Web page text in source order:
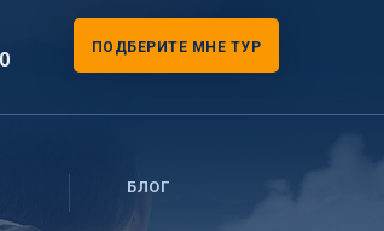
ПОДБЕРИТЕ МНЕ ТУР
БЛОГ